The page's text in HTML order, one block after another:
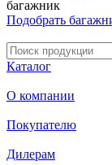
багажник
Подобрать
Каталог
О компании
Покупателю
Дилерам